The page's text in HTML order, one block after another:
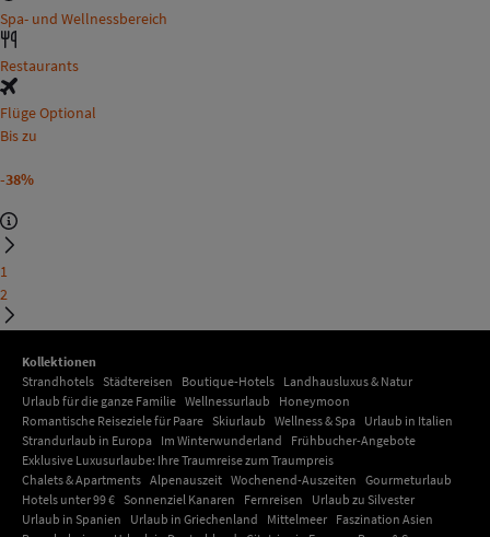
Spa- und Wellnessbereich
Restaurants
Flüge Optional
Bis zu
-38%
1
2
Kollektionen
Strandhotels Städtereisen Boutique-Hotels Landhausluxus & Natur
Urlaub für die ganze Familie Wellnessurlaub
Honeymoon
Romantische Reiseziele für Paare Skiurlaub Wellness & Spa Urlaub in Italien
Strandurlaub in Europa Im Winterwunderland
Frühbucher-Angebote
Exklusive Luxusurlaube: Ihre Traumreise zum Traumpreis
Chalets & Apartments Alpenauszeit Wochenend-Auszeiten Gourmeturlaub
Hotels unter 99 € Sonnenziel Kanaren Fernreisen
Urlaub zu Silvester
Urlaub in Spanien
Urlaub in Griechenland Mittelmeer Faszination Asien